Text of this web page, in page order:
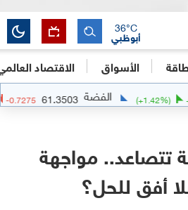
الأسواق الاقتصاد
أبوظبي
36°C
الفضة 61.3503
-0.7275
(-1.17 %)
تتصاعد.. مواجهة
أفق للحل؟